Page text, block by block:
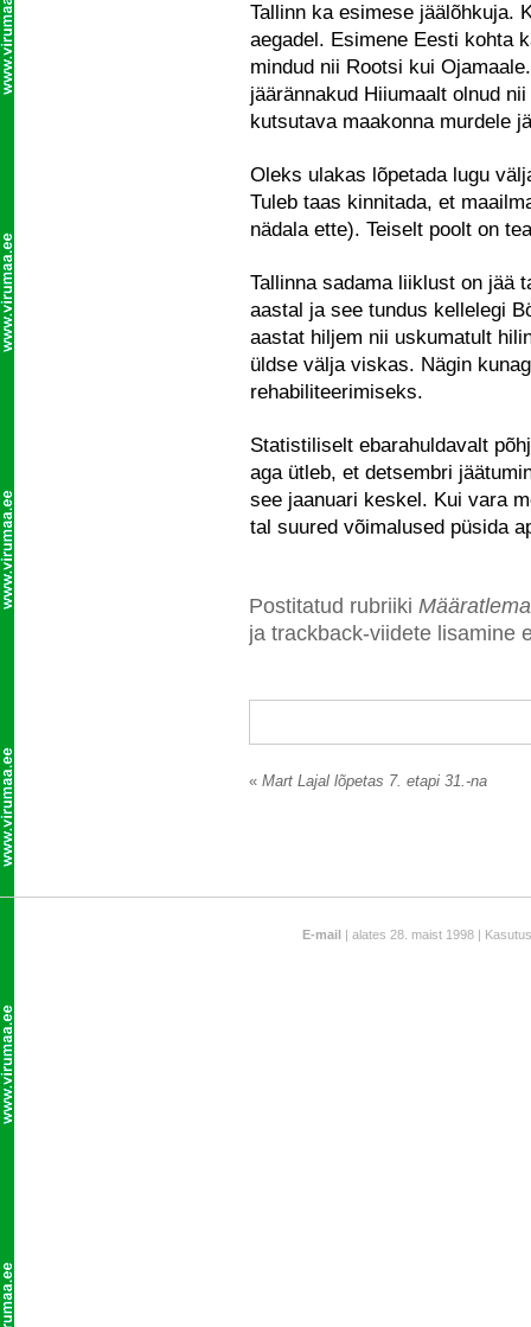
Tallinn ka esimese jäälõhkuja.
aegadel. Esimene Eesti kohta
mindud nii Rootsi kui
jäärännakud Hiiumaalt olnud
kutsutava maakonna murdele
Oleks ulakas lõpetada lugu
Tuleb taas kinnitada, et
nädala ette). Teiselt poolt on
Tallinna sadama liiklust on jää
aastal ja see tundus kellelegi
aastat hiljem nii uskumatult
üldse välja viskas. Nägin
rehabiliteerimiseks.
Statistiliselt ebarahuldavalt
aga ütleb, et detsembri
see jaanuari keskel. Kui vara
tal suured võimalused püsida
Postitatud rubriiki
ja trackback-viidete lisamine
« Mart Lajal lõpetas 7. etapi 31.-na
E-mail | alates 28. maist 1998 |